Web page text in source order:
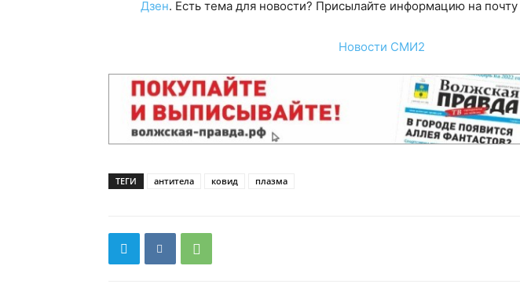
Дзен. Есть тема для новости? Присылайте информацию на почту
Новости СМИ2
ТЕГИ антитела ковид плазма